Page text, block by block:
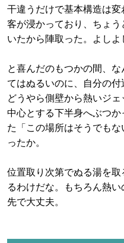
干違うだけで基本構造は
客が浸かっており、ちょ
いたから陣取った。よしよ
と喜んだのもつかの間、
てはぬるいのに、自分の付
どうやら側壁から熱いジ
中心とする下半身へぶつ
た「この場所はそうでも
ったか。
位置取り次第でぬる湯を
るわけだな。もちろん熱
先で大丈夫。